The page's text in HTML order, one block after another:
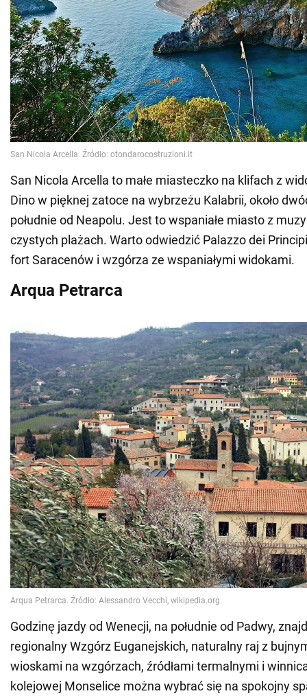
San Nicola Arcella to małe miasteczko na klifach z
Dino w pięknej zatoce na wybrzeżu Kalabrii, około
południe od Neapolu. Jest to wspaniałe miasto z
czystych plażach. Warto odwiedzić Palazzo dei
fort Saracenów i wzgórza ze wspaniałymi widokami.
Arqua Petrarca
Godzinę jazdy od Wenecji, na południe od Padwy,
regionalny Wzgórz Euganejskich, naturalny raj z
wioskami na wzgórzach, źródłami termalnymi i
kolejowej Monselice można wybrać się na spokojny